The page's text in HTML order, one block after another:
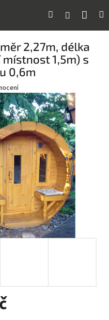
Hledat Přihlášení
2,27m, délka
1,5m) s
0,6m